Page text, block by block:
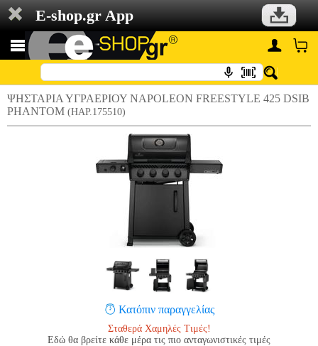
E-shop.gr App
ΨΗΣΤΑΡΙΑ ΥΓΡΑΕΡΙΟΥ NAPOLEON FREESTYLE 425 DSIB
PHANTOM (HAP.175510)
Κατόπιν παραγγελίας
Σταθερά Χαμηλές Τιμές!
Εδώ θα βρείτε κάθε μέρα τις πιο ανταγωνιστικές τιμές